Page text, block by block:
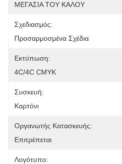
ΜΕΓΑΣΙΑ ΤΟΥ ΚΑΛΟΥ
Σχεδιασμός:
Προσαρμοσμένα Σχέδια
Εκτύπωση:
4C/4C CMYK
Συσκευή:
Καρτόνι
Οργανωτής Κατασκευής:
Επιτρέπεται
Λογότυπο: